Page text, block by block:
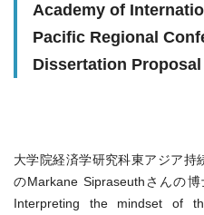
Academy of
Pacific Regional
Dissertation Proposal
大学院経済学研究科東アジア持
のMarkane Sipraseuthさんの
Interpreting the mindset of